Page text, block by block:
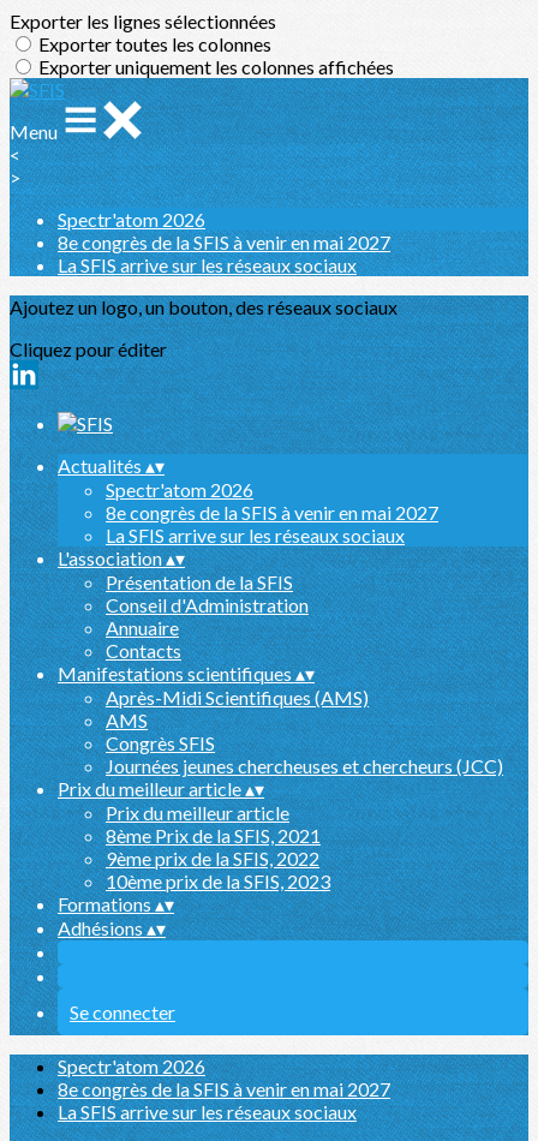
Exporter les lignes sélectionnées
Exporter toutes les colonnes
Exporter uniquement les colonnes affichées
Menu
<
>
Spectr'atom 2026
8e congrès de la SFIS à venir en mai 2027
La SFIS arrive sur les réseaux sociaux
Ajoutez un logo, un bouton, des réseaux sociaux
Cliquez pour éditer
Actualités ▴▾
Spectr'atom 2026
8e congrès de la SFIS à venir en mai 2027
La SFIS arrive sur les réseaux sociaux
L'association▴▾
Présentation de la SFIS
Conseil d'Administration
Annuaire
Contacts
Manifestations scientifiques▴▾
Après-Midi Scientifiques (AMS)
AMS
Congrès SFIS
Journées jeunes chercheuses et chercheurs (JCC)
Prix du meilleur article▴▾
Prix du meilleur article
8ème Prix de la SFIS, 2021
9ème prix de la SFIS, 2022
10ème prix de la SFIS, 2023
Formations▴▾
Adhésions▴▾
Se connecter
Spectr'atom 2026
8e congrès de la SFIS à venir en mai 2027
La SFIS arrive sur les réseaux sociaux